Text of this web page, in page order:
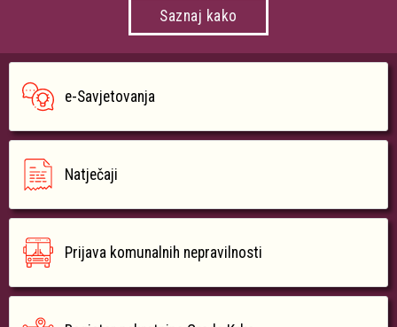
Saznaj kako
e-Savjetovanja
Natječaji
Prijava komunalnih nepravilnosti